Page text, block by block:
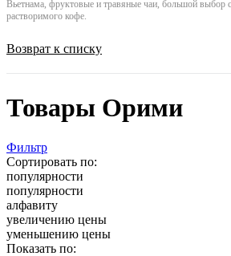
Вьетнама, фруктовые и травяные чаи, большой выбор
растворимого кофе.
Возврат к списку
Товары Орими
Фильтр
Сортировать по:
популярности
популярности
алфавиту
увеличению цены
уменьшению цены
Показать по: